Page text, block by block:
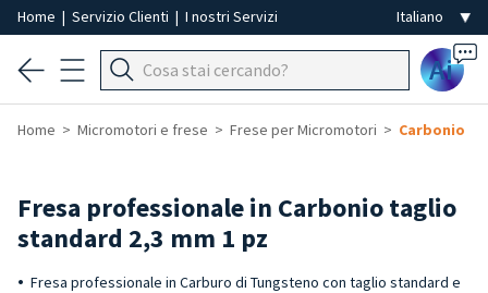
Home | Servizio Clienti | I nostri Servizi
Ai
Home Micromotori e frese Frese per Micromotori Carbonio
Fresa professionale in Carbonio taglio
standard 2,3 mm 1 pz
Fresa professionale in Carburo di Tungsteno con taglio standard e